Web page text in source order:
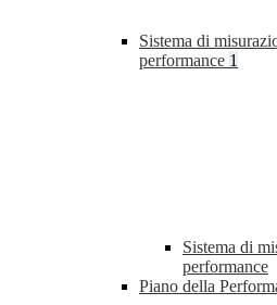
Sistema di
performance 1
Sistema di
performance
Piano della